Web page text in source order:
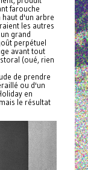
farouche
haut d'un arbre
les autres
grand
perpétuel
avant tout
(oué, rien
de prendre
ou d'un
en
le résultat